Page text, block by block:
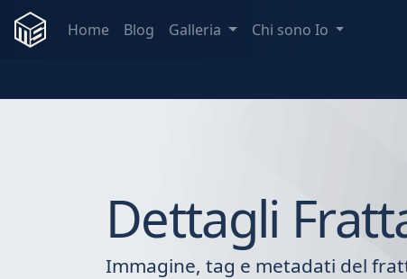
Home Blog Galleria Chi sono Io
Dettagli
Immagine, tag e metadati del